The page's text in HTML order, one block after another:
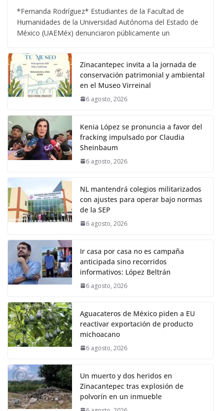
*Fernanda Rodríguez* Estudiantes de la Facultad de
Humanidades de la Universidad Autónoma del Estado de
México (UAEMéx) denunciaron públicamente un
Zinacantepec invita a la jornada de
conservación patrimonial y ambiental
en el Museo Virreinal
6 agosto, 2026
Kenia López se pronuncia a favor del
fracking impulsado por Claudia
Sheinbaum
6 agosto, 2026
NL mantendrá colegios militarizados
con ajustes para operar bajo normas
de la SEP
6 agosto, 2026
Ir casa por casa no es campaña
anticipada sino recorridos
informativos: López Beltrán
6 agosto, 2026
Aguacateros de México piden a EU
reactivar exportación de producto
michoacano
6 agosto, 2026
Un muerto y dos heridos en
Zinacantepec tras explosión de
polvorín en un inmueble